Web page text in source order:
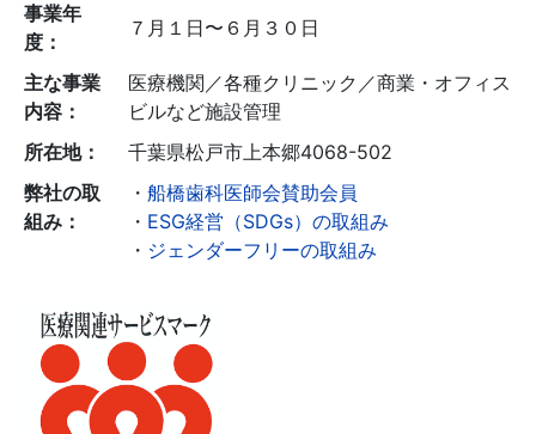
事業年
度：
７月１日〜６月３０日
主な事業
内容：
医療機関／各種クリニック／商業・オフィス
ビルなど施設管理
所在地：
千葉県松戸市上本郷4068-502
弊社の取
組み：
・ 船橋歯科医師会賛助会員
・ ESG経営（SDGs）の取組み
・ ジェンダーフリーの取組み